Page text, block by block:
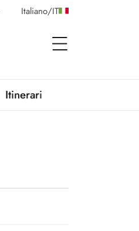
Italiano/IT
open Menu
Itinerari